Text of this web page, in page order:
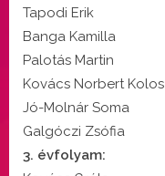
Tapodi Erik
Banga Kamilla
Palotás Martin
Kovács Norbert Kolos
Jó-Molnár Soma
Galgóczi Zsófia
3. évfolyam: